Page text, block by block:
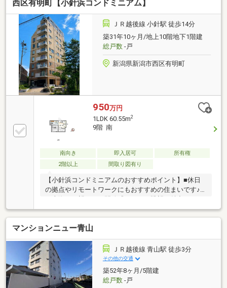
度。敷地外駐車場情報あり。鍵交換は専門業者に依
頼。上下水道は管理組合方式。バルコニー面積は不
明。
西区有明町【小針浜コンドミニアム】
ＪＲ越後線 小針駅 徒歩14分
築31年10ヶ月/地上10階地下1階建
総戸数-戸
新潟県新潟市西区有明町
950万円
1LDK 60.55m2
9階 南
南向き 即入居可
所有権
2階以上
間取り図有り
【小針浜コンドミニアムのおすすめポイント】■休日
の拠点やリモートワークにもおすすめの住まいです♪■
単身者様の住まいとしても、セカンドハウスにもおす
すめの間取りです♪■デザインにもこだわった海外テイ
ストのキッチンが暮らしを彩ります♪【小中学校】真
砂小学校 約800ｍ五十嵐中学校 約2700ｍ当社ホー
ムページではSUUMOには載っていない物件資料を確
認することができます♪住宅に関することなら、「年
間取引件数500件以上」の実績があるハーバーエステ
ートになんでもご相談ください。
マンションニュー青山
ＪＲ越後線 青山駅 徒歩3分
その他の交通
築52年8ヶ月/5階建
総戸数-戸